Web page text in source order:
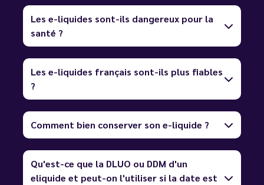
Les e-liquides sont-ils dangereux pour la
santé ?
Les e-liquides français sont-ils plus fiables
?
Comment bien conserver son e-liquide ?
Qu'est-ce que la DLUO ou DDM d'un
eliquide et peut-on l'utiliser si la date est